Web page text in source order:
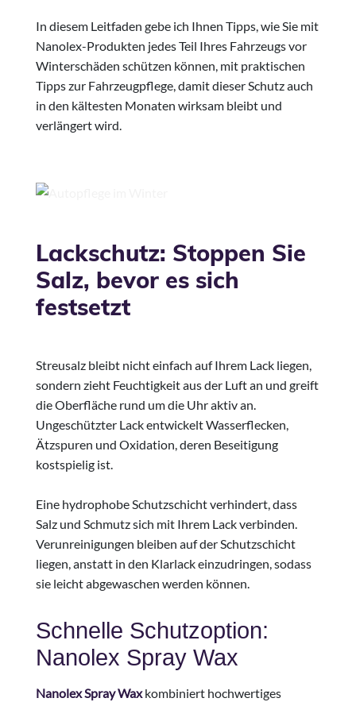
In diesem Leitfaden gebe ich Ihnen Tipps, wie Sie mit
Nanolex-Produkten jedes Teil Ihres Fahrzeugs vor
Winterschäden schützen können, mit praktischen
Tipps zur Fahrzeugpflege, damit dieser Schutz auch
in den kältesten Monaten wirksam bleibt und
verlängert wird.
Lackschutz: Stoppen Sie
Salz, bevor es sich
festsetzt
Streusalz bleibt nicht einfach auf Ihrem Lack liegen,
sondern zieht Feuchtigkeit aus der Luft an und greift
die Oberfläche rund um die Uhr aktiv an.
Ungeschützter Lack entwickelt Wasserflecken,
Ätzspuren und Oxidation, deren Beseitigung
kostspielig ist.
Eine hydrophobe Schutzschicht verhindert, dass
Salz und Schmutz sich mit Ihrem Lack verbinden.
Verunreinigungen bleiben auf der Schutzschicht
liegen, anstatt in den Klarlack einzudringen, sodass
sie leicht abgewaschen werden können.
Schnelle Schutzoption:
Nanolex Spray Wax
Nanolex Spray Waxkombiniert hochwertiges